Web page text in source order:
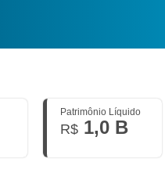
Patrimônio Líquido
R$ 1,0 B